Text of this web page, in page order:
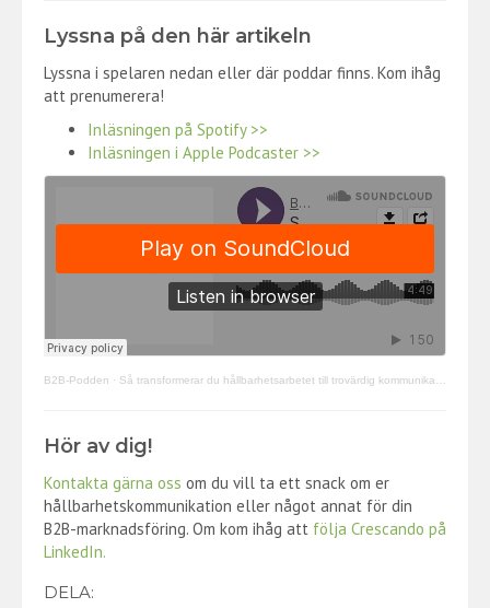
Lyssna på den här artikeln
Lyssna i spelaren nedan eller där poddar finns. Kom ihåg
att prenumerera!
Inläsningen på Spotify >>
Inläsningen i Apple Podcaster >>
B2B-Podden · Så transformerar du hållbarhetsarbetet till trovärdig kommunikation
Hör av dig!
Kontakta gärna oss om du vill ta ett snack om er
hållbarhetskommunikation eller något annat för din
B2B-marknadsföring. Om kom ihåg att följa Crescando på
LinkedIn.
DELA: